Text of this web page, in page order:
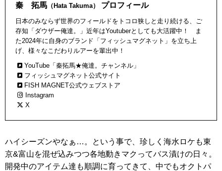
秦 拓馬 （Hata Takuma） プロフィール
日本のみならず世界のフィールドをトコロ狭しと走り続ける、ご
存知「ダウザー俺達。」近年はYoutuberとしても大活躍中！ ま
た2024年に自身のブランド「フィッシュマグネット」を立ち上
げ、様々なこだわりルアーを輩出中！
YouTube「秦拓馬★俺達。チャンネル」
フィッシュマグネット公式サイト
FISH MAGNET公式ウェブストア
Instagram
X
ハイシーズンやなぁ…。という事で、珍しく海水ロケも東
京&富山を混ぜ込みつつ各地動きマクってバス漬けの日々。
開発中のアイテム達も順調に育ってきて、中でもオクトパ